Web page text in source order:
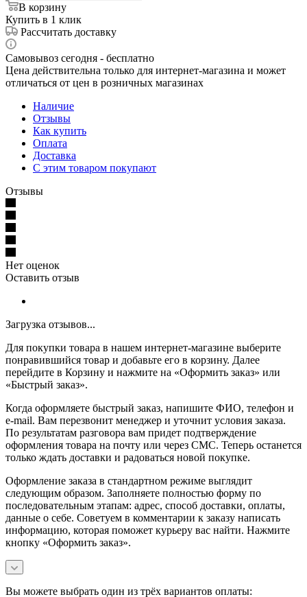
В корзину
Купить в 1 клик
Рассчитать доставку
Самовывоз сегодня - бесплатно
Цена действительна только для интернет-магазина и может
отличаться от цен в розничных магазинах
Наличие
Отзывы
Как купить
Оплата
Доставка
С этим товаром покупают
Отзывы
Нет оценок
Оставить отзыв
Загрузка отзывов...
Для покупки товара в нашем интернет-магазине выберите
понравившийся товар и добавьте его в корзину. Далее
перейдите в Корзину и нажмите на «Оформить заказ» или
«Быстрый заказ».
Когда оформляете быстрый заказ, напишите ФИО, телефон и
e-mail. Вам перезвонит менеджер и уточнит условия заказа.
По результатам разговора вам придет подтверждение
оформления товара на почту или через СМС. Теперь останется
только ждать доставки и радоваться новой покупке.
Оформление заказа в стандартном режиме выглядит
следующим образом. Заполняете полностью форму по
последовательным этапам: адрес, способ доставки, оплаты,
данные о себе. Советуем в комментарии к заказу написать
информацию, которая поможет курьеру вас найти. Нажмите
кнопку «Оформить заказ».
Вы можете выбрать один из трёх вариантов оплаты: